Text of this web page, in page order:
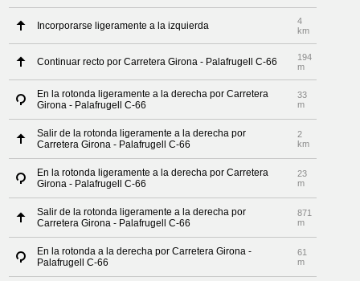
Incorporarse ligeramente a la izquierda
4
km
Continuar recto por Carretera Girona - Palafrugell C-66
194
m
En la rotonda ligeramente a la derecha por Carretera
Girona - Palafrugell C-66
33
m
Salir de la rotonda ligeramente a la derecha por
Carretera Girona - Palafrugell C-66
2
km
En la rotonda ligeramente a la derecha por Carretera
Girona - Palafrugell C-66
23
m
Salir de la rotonda ligeramente a la derecha por
Carretera Girona - Palafrugell C-66
871
m
En la rotonda a la derecha por Carretera Girona -
Palafrugell C-66
61
m